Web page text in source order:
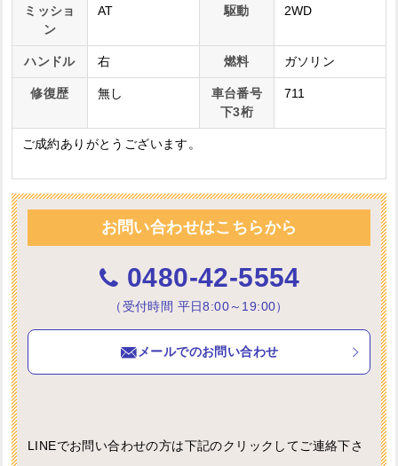
ミッショ
ン
AT 駆動 2WD
ハンドル 右 燃料 ガソリン
修復歴 無し
車台番号
下3桁
711
ご成約ありがとうございます。
お問い合わせはこちらから
0480-42-5554
（受付時間 平日8:00～19:00）
メールでのお問い合わせ
LINEでお問い合わせの方は下記のクリックしてご連絡下さ